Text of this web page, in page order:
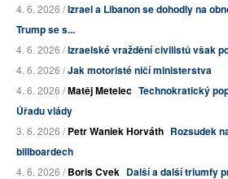
4. 6. 2026 /Izrael a Libanon se dohodly na
Trump se s...
4. 6. 2026 /Izraelské vraždění civilistů však
4. 6. 2026 /Jak motoristé ničí ministerstva
4. 6. 2026 /Matěj Metelec Technokratický
Úřadu vlády
3. 6. 2026 /Petr Waniek Horváth Rozsudek
billboardech
4. 6. 2026 /Boris Cvek Další a další triumfy